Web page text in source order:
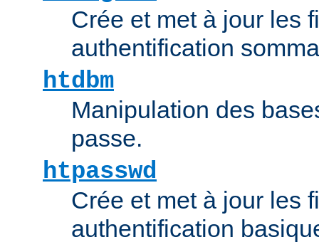
Crée et met à jour les
authentification
htdbm
Manipulation des
passe.
htpasswd
Crée et met à jour les
authentification